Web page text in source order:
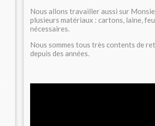
Nous allons travailler aussi sur
plusieurs matériaux : cartons, laine,
nécessaires.
Nous sommes tous très contents de
depuis des années.